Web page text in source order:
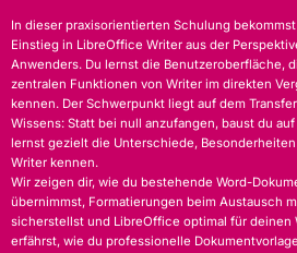
In dieser praxisorientierten Schulung
Einstieg in LibreOffice Writer aus der
Anwenders. Du lernst die Benutzeroberfläche,
zentralen Funktionen von Writer im direkten
kennen. Der Schwerpunkt liegt auf dem
Wissens: Statt bei null anzufangen, baust du
lernst gezielt die Unterschiede,
Writer kennen.
Wir zeigen dir, wie du bestehende Word-
übernimmst, Formatierungen beim Austausch
sicherstellst und LibreOffice optimal für deinen
erfährst, wie du professionelle